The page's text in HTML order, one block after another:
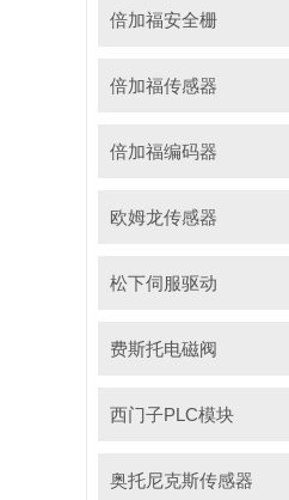
倍加福安全栅
倍加福传感器
倍加福编码器
欧姆龙传感器
松下伺服驱动
费斯托电磁阀
西门子PLC模块
奥托尼克斯传感器